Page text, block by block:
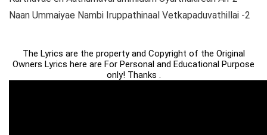
Naan Ummaiyae Nambi Iruppathinaal Vetkapaduvathillai -2
The Lyrics are the property and Copyright of the Original
Owners Lyrics here are For Personal and Educational Purpose
only! Thanks .